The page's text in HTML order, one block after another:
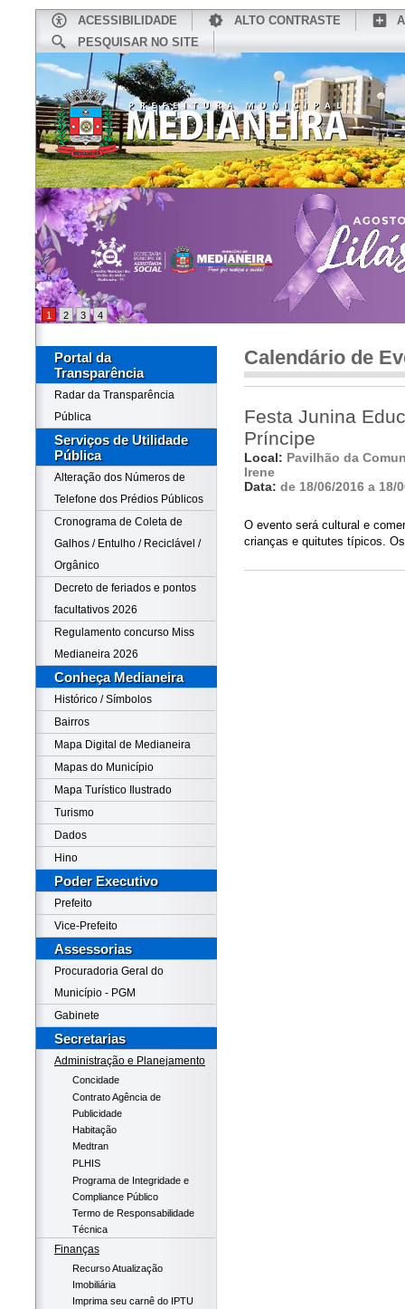
ACESSIBILIDADE ALTO CONTRASTE
PESQUISAR NO SITE
CONHEÇA MEDIANEIRA
1 2 3 4
Portal da
Transparência
Radar da Transparência
Pública
Serviços de Utilidade
Pública
Alteração dos Números de
Telefone dos Prédios Públicos
Cronograma de Coleta de
Galhos / Entulho / Reciclável /
Orgânico
Decreto de feriados e pontos
facultativos 2026
Regulamento concurso Miss
Medianeira 2026
Conheça Medianeira
Histórico / Símbolos
Bairros
Mapa Digital de Medianeira
Mapas do Município
Mapa Turístico Ilustrado
Turismo
Dados
Hino
Poder Executivo
Prefeito
Vice-Prefeito
Assessorias
Procuradoria Geral do
Município - PGM
Gabinete
Secretarias
Administração e Planejamento
Concidade
Contrato Agência de
Publicidade
Habitação
Medtran
PLHIS
Programa de Integridade e
Compliance Público
Termo de Responsabilidade
Técnica
Finanças
Recurso Atualização
Imobiliária
Imprima seu carnê do IPTU
Calendário de
Festa Junina
Príncipe
Local: Pavilhão da
Irene
Data: de 18/06/2016 a 18/
O evento será cultural e
crianças e quitutes típicos.